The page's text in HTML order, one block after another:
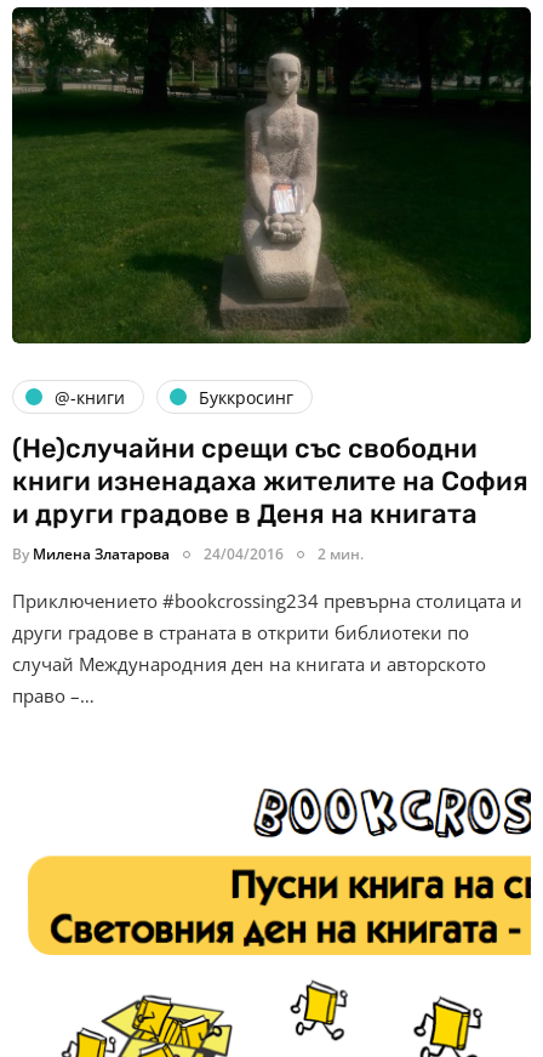
@-книги Буккросинг
(Не)случайни срещи със свободни
книги изненадаха жителите на София
и други градове в Деня на книгата
By Милена Златарова 24/04/2016 2 мин.
Приключението #bookcrossing234 превърна столицата и
други градове в страната в открити библиотеки по
случай Международния ден на книгата и авторското
право –…